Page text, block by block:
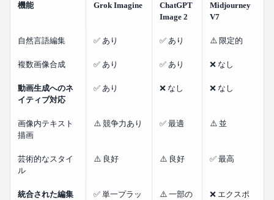
機能 Grok Imagine
ChatGPT
Image 2
Midjourney
V7
自然言語編集 ✅ あり ✅ あり ⚠️ 限定的
複数画像合成 ✅ あり ✅ あり ❌ なし
動画生成へのネ
イティブ対応
✅ あり ❌ なし ❌ なし
画像内テキスト
描画
⚠️ 競争力あり ✅ 最適 ⚠️ 並
芸術的なスタイ
ル
⚠️ 良好 ⚠️ 良好 ✅ 最高
統合された編集
✅ 単一プラッ
⚠️ 一部の
❌ エクスポ